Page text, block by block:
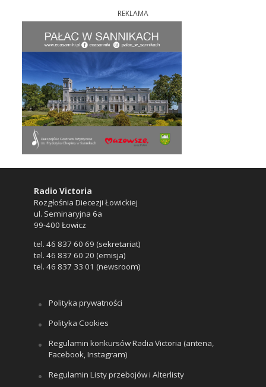
REKLAMA
Radio Victoria
Rozgłośnia Diecezji Łowickiej
ul. Seminaryjna 6a
99-400 Łowicz
tel. 46 837 60 69 (sekretariat)
tel. 46 837 60 20 (emisja)
tel. 46 837 33 01 (newsroom)
Polityka prywatności
Polityka Cookies
Regulamin konkursów Radia Victoria (antena,
Facebook, Instagram)
Regulamin Listy przebojów i Alterlisty